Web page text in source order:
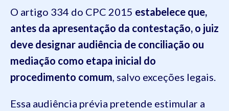
O artigo 334 do CPC 2015 estabelece que,
antes da apresentação da contestação, o juiz
deve designar audiência de conciliação ou
mediação como etapa inicial do
procedimento comum, salvo exceções legais.
Essa audiência prévia pretende estimular a